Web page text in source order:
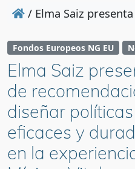
/ Elma Saiz
Fondos Europeos NG EU
Elma Saiz
de
diseñar
eficaces y
en la